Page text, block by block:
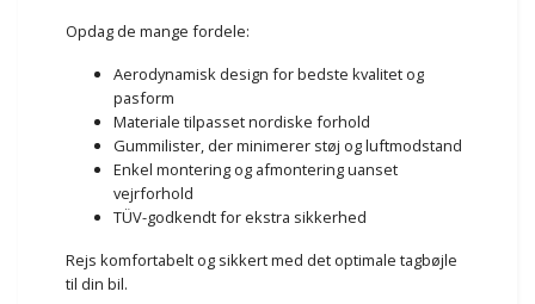
Opdag de mange fordele:
Aerodynamisk design for bedste kvalitet og
pasform
Materiale tilpasset nordiske forhold
Gummilister, der minimerer støj og luftmodstand
Enkel montering og afmontering uanset
vejrforhold
TÜV-godkendt for ekstra sikkerhed
Rejs komfortabelt og sikkert med det optimale tagbøjle
til din bil.